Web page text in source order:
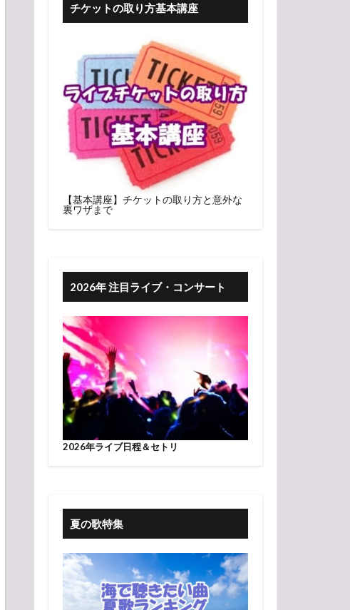
チケットの取り方基本講座
【基本講座】チケットの取り方と意外な
裏ワザまで
2026年 注目ライブ・コンサート
2026年ライブ日程＆セトリ
夏の歌特集